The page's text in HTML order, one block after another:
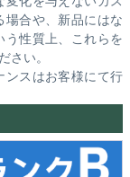
場合や、新品にはな
性質上、これらを
さい。
ンスはお客様にて行